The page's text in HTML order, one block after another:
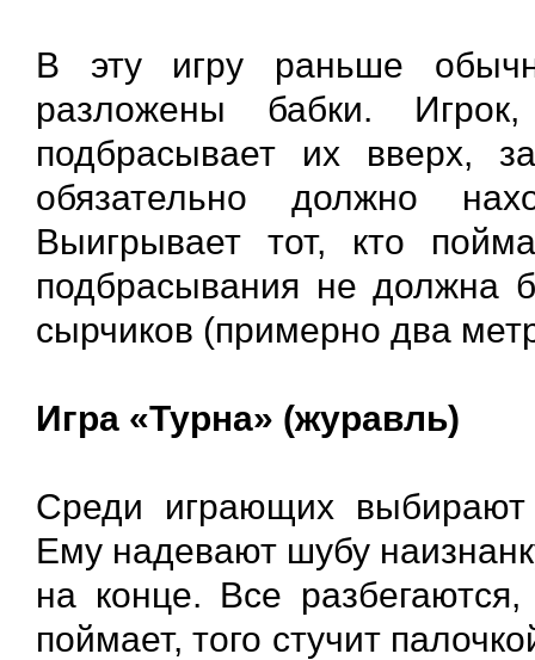
В эту игру раньше
разложены бабки.
подбрасывает их вверх,
обязательно должно
Выигрывает тот, кто
подбрасывания не должна
сырчиков (примерно два
Игра «Турна» (журавль)
Среди играющих выбирают
Ему надевают шубу
на конце. Все
поймает, того стучит